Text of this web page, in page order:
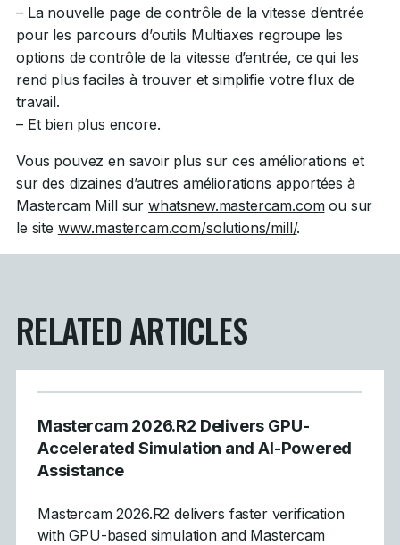
– La nouvelle page de contrôle de la vitesse d’entrée
pour les parcours d’outils Multiaxes regroupe les
options de contrôle de la vitesse d’entrée, ce qui les
rend plus faciles à trouver et simplifie votre flux de
travail.
– Et bien plus encore.
Vous pouvez en savoir plus sur ces améliorations et
sur des dizaines d’autres améliorations apportées à
Mastercam Mill sur whatsnew.mastercam.comou sur
le site www.mastercam.com/solutions/mill/.
RELATED ARTICLES
Mastercam 2026.R2 Delivers GPU-
Accelerated Simulation and AI-Powered
Assistance
Mastercam 2026.R2 delivers faster verification
with GPU-based simulation and Mastercam